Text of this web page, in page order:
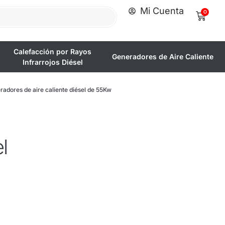
Mi Cuenta 0
Calefacción por Rayos
Infrarrojos Diésel
Generadores de Aire Caliente
de aire caliente diésel de 55Kw